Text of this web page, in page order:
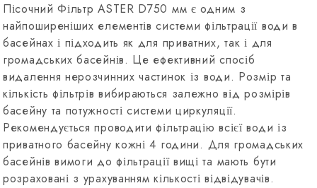
Пісочний Фільтр ASTER D750 мм є одним з
найпоширеніших елементів системи фільтрації води в
басейнах і підходить як для приватних, так і для
громадських басейнів. Це ефективний спосіб
видалення нерозчинних частинок із води. Розмір та
кількість фільтрів вибираються залежно від розмірів
басейну та потужності системи циркуляції.
Рекомендується проводити фільтрацію всієї води із
приватного басейну кожні 4 години. Для громадських
басейнів вимоги до фільтрації вищі та мають бути
розраховані з урахуванням кількості відвідувачів.